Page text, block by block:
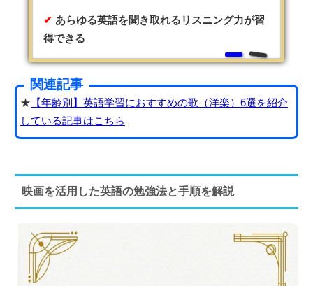
あらゆる英語を聞き取れるリスニング力が習
得できる
関連記事
★ 【年齢別】英語学習におすすめの歌（洋楽）6選を紹介
している記事はこちら
映画を活用した英語の勉強法と手順を解説